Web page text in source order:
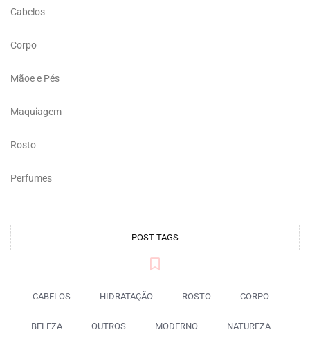
Cabelos
Corpo
Mãoe e Pés
Maquiagem
Rosto
Perfumes
POST TAGS
CABELOS HIDRATAÇÃO ROSTO CORPO
BELEZA OUTROS MODERNO NATUREZA